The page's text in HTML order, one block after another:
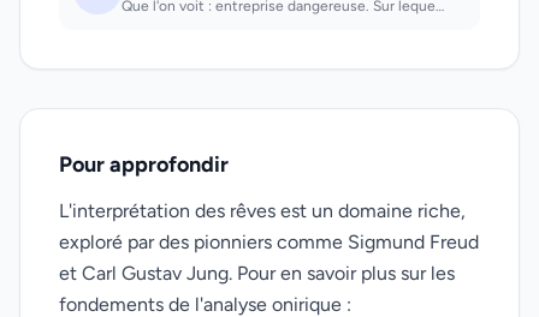
Que l'on voit : entreprise dangereuse. Sur lequel on travaille : on fera face av...
Pour approfondir
L'interprétation des rêves est un domaine riche,
exploré par des pionniers comme Sigmund Freud
et Carl Gustav Jung. Pour en savoir plus sur les
fondements de l'analyse onirique :